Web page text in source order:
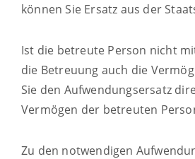
können Sie Ersatz aus der
Ist die betreute Person nicht
die Betreuung auch die
Sie den Aufwendungsersatz
Vermögen der betreuten
Zu den notwendigen